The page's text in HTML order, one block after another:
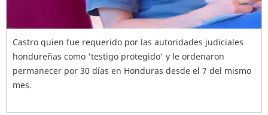
Castro quien fue requerido por las autoridades judiciales
hondureñas como 'testigo protegido' y le ordenaron
permanecer por 30 días en Honduras desde el 7 del mismo
mes.